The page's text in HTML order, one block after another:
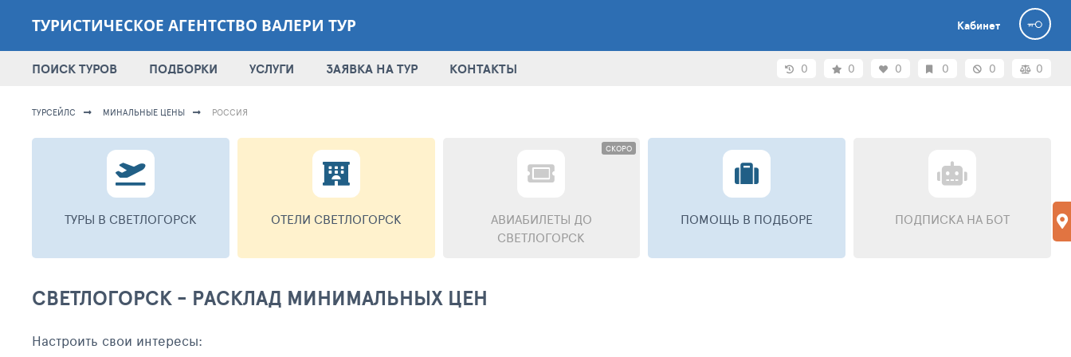
ТУРИСТИЧЕСКОЕ АГЕНТСТВО ВАЛЕРИ ТУР Кабинет
ПОИСК ТУРОВ ПОДБОРКИ УСЛУГИ ЗАЯВКА НА ТУР КОНТАКТЫ 0 0 0 0 0 0
ТУРСЕЙЛС МИНАЛЬНЫЕ ЦЕНЫ РОССИЯ
ТУРЫ В СВЕТЛОГОРСК ОТЕЛИ СВЕТЛОГОРСК
СКОРО
АВИАБИЛЕТЫ ДО
СВЕТЛОГОРСК
ПОМОЩЬ В ПОДБОРЕ ПОДПИСКА НА БОТ
СВЕТЛОГОРСК - РАСКЛАД МИНИМАЛЬНЫХ ЦЕН
Настроить свои интересы: